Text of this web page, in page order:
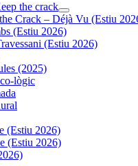
the crack
Crack – Déjà Vu (Estiu
(Estiu 2026)
(Estiu 2026)
(2025)
lògic
(Estiu 2026)
(Estiu 2026)